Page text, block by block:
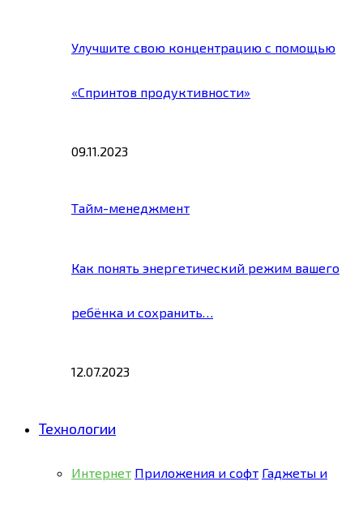
Улучшите свою концентрацию с помощью
«Спринтов продуктивности»
09.11.2023
Тайм-менеджмент
Как понять энергетический режим вашего
ребёнка и сохранить…
12.07.2023
Технологии
Интернет Приложения и софт Гаджеты и